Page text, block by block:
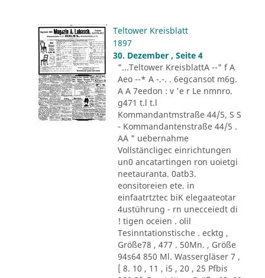
Teltower Kreisblatt
1897
30. Dezember , Seite 4
"...Teltower KreisblattA --" f A
Aeo --* A -.-. . 6egcansot m6g.
A A 7eedon : v 'e r Le nmnro.
g471 t.l t.l
Kommandantmstraße 44/5, S S
- Kommandantenstraße 44/5 .
AA " uebernahme
Vollstäncligec einrichtungen
un0 ancatartingen ron uoietgi
neetauranta. 0atb3.
eonsitoreien ete. in
einfaatrtztec biK elegaateotar
4ustührung - rn unecceiedt di
! tigen oceien . olil
Tesinntationstische . ecktg ,
Größe78 , 477 . 50Mn. , Größe
94s64 850 Ml. Wassergläser 7 ,
[ 8. 10 , 11 , i5 , 20 , 25 Pfbis